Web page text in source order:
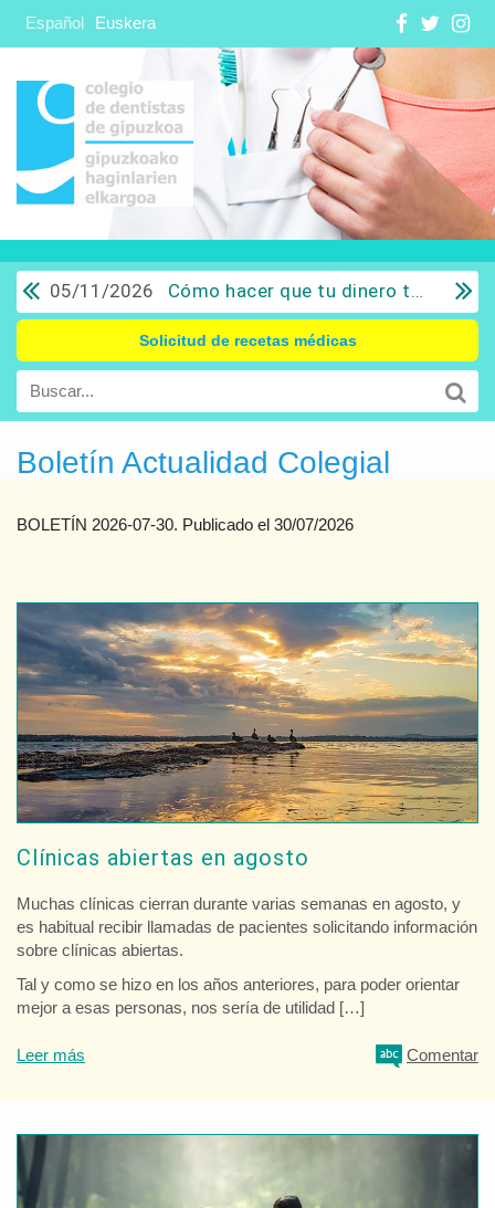
Español Euskera
05/11/2026 Cómo hacer que tu dinero trabaje para ti: Del ahorro a la inversión con sentido común.
Solicitud de recetas médicas
Boletín Actualidad Colegial
BOLETÍN 2026-07-30. Publicado el 30/07/2026
Clínicas abiertas en agosto
Muchas clínicas cierran durante varias semanas en agosto, y
es habitual recibir llamadas de pacientes solicitando información
sobre clínicas abiertas.
Tal y como se hizo en los años anteriores, para poder orientar
mejor a esas personas, nos sería de utilidad […]
Leer más Comentar